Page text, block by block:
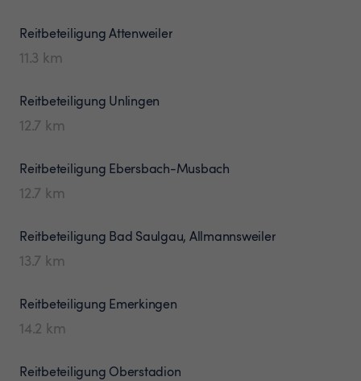
ReitbeteiligungAttenweiler
11.3 km
Reitbeteiligung Unlingen
12.7 km
Reitbeteiligung Ebersbach-Musbach
12.7 km
Reitbeteiligung Bad Saulgau, Allmannsweiler
13.7 km
Reitbeteiligung Emerkingen
14.2 km
Reitbeteiligung Oberstadion